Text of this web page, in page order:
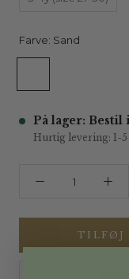
Farve: Sand
På lager: Bestil
Hurtig levering: 1-5
TILFØJ